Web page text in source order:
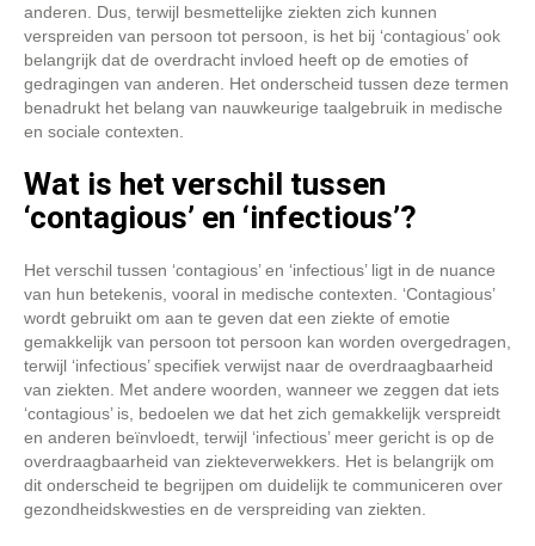
anderen. Dus, terwijl besmettelijke ziekten zich kunnen
verspreiden van persoon tot persoon, is het bij ‘contagious’ ook
belangrijk dat de overdracht invloed heeft op de emoties of
gedragingen van anderen. Het onderscheid tussen deze termen
benadrukt het belang van nauwkeurige taalgebruik in medische
en sociale contexten.
Wat is het verschil tussen
‘contagious’ en ‘infectious’?
Het verschil tussen ‘contagious’ en ‘infectious’ ligt in de nuance
van hun betekenis, vooral in medische contexten. ‘Contagious’
wordt gebruikt om aan te geven dat een ziekte of emotie
gemakkelijk van persoon tot persoon kan worden overgedragen,
terwijl ‘infectious’ specifiek verwijst naar de overdraagbaarheid
van ziekten. Met andere woorden, wanneer we zeggen dat iets
‘contagious’ is, bedoelen we dat het zich gemakkelijk verspreidt
en anderen beïnvloedt, terwijl ‘infectious’ meer gericht is op de
overdraagbaarheid van ziekteverwekkers. Het is belangrijk om
dit onderscheid te begrijpen om duidelijk te communiceren over
gezondheidskwesties en de verspreiding van ziekten.